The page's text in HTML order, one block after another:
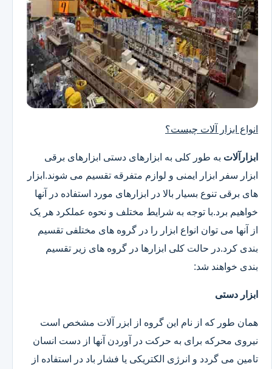
انواع ابزار آلات چیست؟
ابزارآلات به طور کلی به ابزارهای دستی ابزارهای برقی
ابزار سفر ابزار ایمنی و لوازم متفرقه تقسیم می شوند.ابزار
های برقی تنوع بسیار بالا در ابزارهای مورد استفاده در آنها
خواهیم برد.با توجه به شرایط مختلف و نحوه عملکرد هر یک
از آنها می توان انواع ابزار را در گروه های مختلفی تقسیم
بندی کرد.در حالت کلی ابزارها در گروه های زیر تقسیم
بندی خواهند شد:
ابزار دستی
همان طور که از نام این گروه از ابزر آلات مشخص است
نیروی محرکه برای به حرکت در آوردن آنها از دست انسان
تامین می گردد و انرژی الکتریکی یا فشار باد در استفاده از